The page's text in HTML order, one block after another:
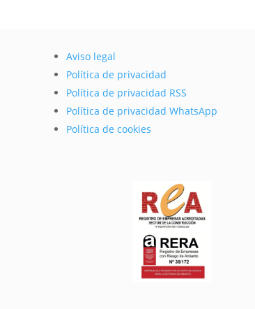
Aviso legal
Política de privacidad
Política de privacidad RSS
Política de privacidad WhatsApp
Política de cookies